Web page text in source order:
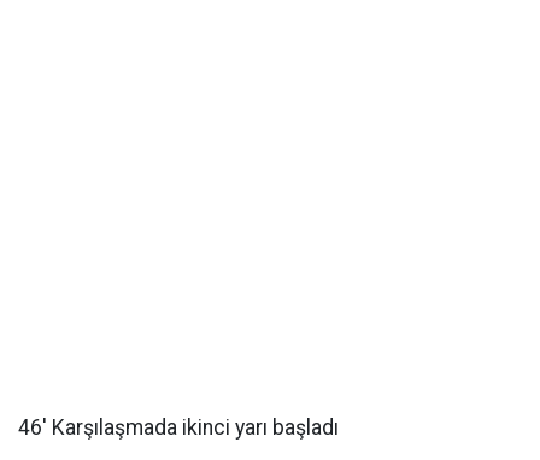
46' Karşılaşmada ikinci yarı başladı